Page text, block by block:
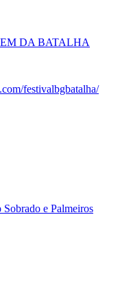
festivalbgbatalha/
e Palmeiros